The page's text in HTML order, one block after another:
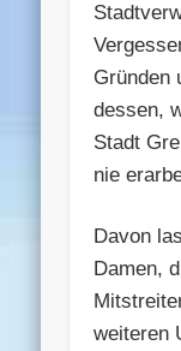
Gründen
dessen,
Stadt
nie
Davon
Damen,
weiteren